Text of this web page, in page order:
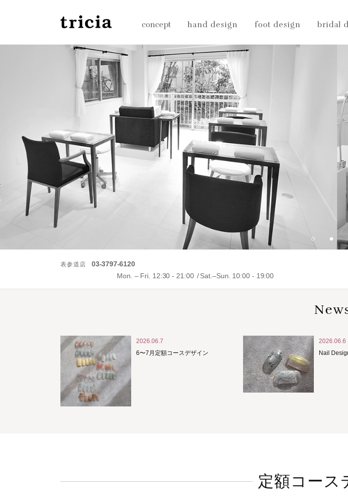
concept hand design foot design bridal
表参道店 03-3797-6120
Mon. – Fri. 12:30 - 21:00 Sat.–Sun. 10:00 - 19:00
2026.06.7
6〜7月定額コースデザイン
2026.06.6
Nail
定額コース